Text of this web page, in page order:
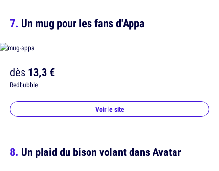
Un mug pour les fans d'Appa
dès13,3 €
Redbubble
Voir le site
Un plaid du bison volant dans Avatar